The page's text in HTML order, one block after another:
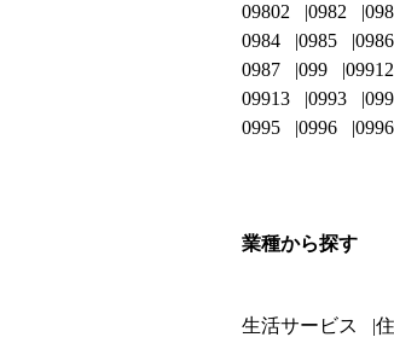
09802
0982
0984
0985
0986
0987
099
09912
09913
0993
0995
0996
業種から探す
生活サービス